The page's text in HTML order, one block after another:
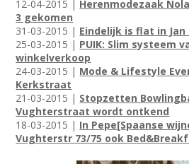
12-04-2015 | Herenmodezaak
3 gekomen
31-03-2015 | Eindelijk is flat in
25-03-2015 | PUIK: Slim systeem
winkelverkoop
24-03-2015 | Mode & Lifestyle
Kerkstraat
21-03-2015 | Stopzetten
Vughterstraat wordt ontkend
18-03-2015 | In Pepe[Spaanse
Vughterstr 73/75 ook